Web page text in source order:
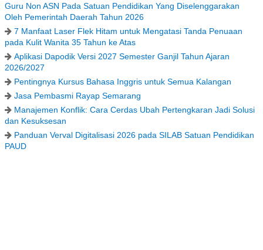
Guru Non ASN Pada Satuan Pendidikan Yang Diselenggarakan
Oleh Pemerintah Daerah Tahun 2026
7 Manfaat Laser Flek Hitam untuk Mengatasi Tanda Penuaan
pada Kulit Wanita 35 Tahun ke Atas
Aplikasi Dapodik Versi 2027 Semester Ganjil Tahun Ajaran
2026/2027
Pentingnya Kursus Bahasa Inggris untuk Semua Kalangan
Jasa Pembasmi Rayap Semarang
Manajemen Konflik: Cara Cerdas Ubah Pertengkaran Jadi Solusi
dan Kesuksesan
Panduan Verval Digitalisasi 2026 pada SILAB Satuan Pendidikan
PAUD